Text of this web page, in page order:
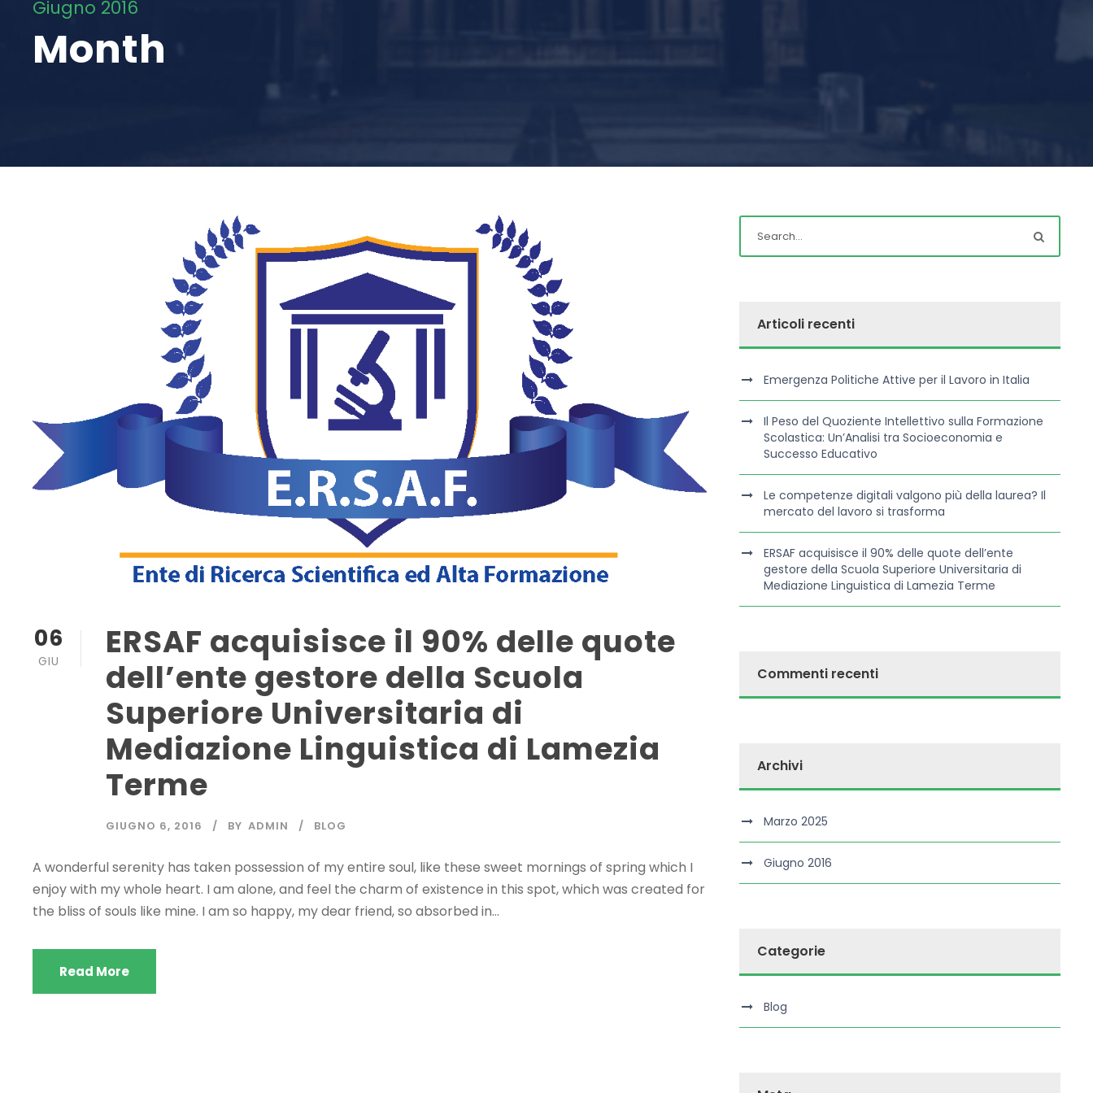
Giugno 2016
Month
06
GIU
ERSAF acquisisce il 90% delle quote
dell’ente gestore della Scuola
Superiore Universitaria di
Mediazione Linguistica di Lamezia
Terme
GIUGNO 6, 2016 BY ADMIN BLOG
A wonderful serenity has taken possession of my entire soul, like these sweet mornings of spring which I
enjoy with my whole heart. I am alone, and feel the charm of existence in this spot, which was created for
the bliss of souls like mine. I am so happy, my dear friend, so absorbed in...
Read More
Articoli recenti
Emergenza Politiche Attive per il Lavoro in Italia
Il Peso del Quoziente Intellettivo sulla Formazione
Scolastica: Un’Analisi tra Socioeconomia e
Successo Educativo
Le competenze digitali valgono più della laurea? Il
mercato del lavoro si trasforma
ERSAF acquisisce il 90% delle quote dell’ente
gestore della Scuola Superiore Universitaria di
Mediazione Linguistica di Lamezia Terme
Commenti recenti
Archivi
Marzo 2025
Giugno 2016
Categorie
Blog